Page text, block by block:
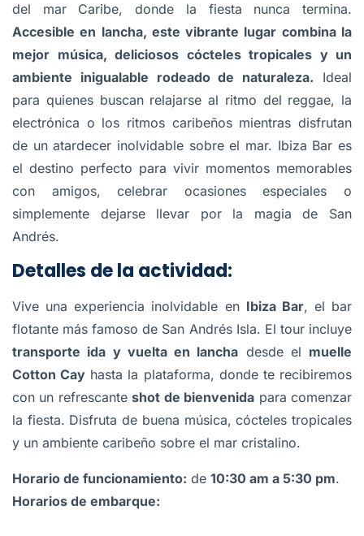
del mar Caribe, donde la fiesta nunca termina.
Accesible en lancha, este vibrante lugar combina la
mejor música, deliciosos cócteles tropicales y un
ambiente inigualable rodeado de naturaleza. Ideal
para quienes buscan relajarse al ritmo del reggae, la
electrónica o los ritmos caribeños mientras disfrutan
de un atardecer inolvidable sobre el mar. Ibiza Bar es
el destino perfecto para vivir momentos memorables
con amigos, celebrar ocasiones especiales o
simplemente dejarse llevar por la magia de San
Andrés.
Detalles de la actividad:
Vive una experiencia inolvidable en Ibiza Bar, el bar
flotante más famoso de San Andrés Isla. El tour incluye
transporte ida y vuelta en lancha desde el muelle
Cotton Cay hasta la plataforma, donde te recibiremos
con un refrescanteshot de bienvenida para comenzar
la fiesta. Disfruta de buena música, cócteles tropicales
y un ambiente caribeño sobre el mar cristalino.
Horario de funcionamiento: de 10:30 am a 5:30 pm.
Horarios de embarque: